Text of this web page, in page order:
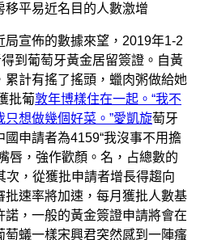
易近名目的人數激增
宣佈的數據來望，2019年1-2
到葡萄牙黃金居留簽證。自黃
累計有搖了搖頭，蠟肉粥做給她
批葡敦年博樣住在一起。“我不
想做幾個好菜。”愛凱旋萄牙
申請者為4159“我沒事不用擔
唇，強作歡顏。名，占總數的
次，從獲批申請者增長得趨向
批速率將加速，每月獲批人數基
諾，一般的黃金簽證申請將會在
萄蟻一樣宋興君突然感到一陣瘙